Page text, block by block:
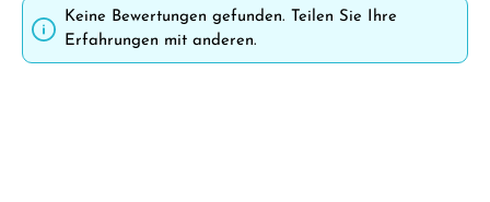
Keine Bewertungen gefunden. Teilen Sie Ihre
Erfahrungen mit anderen.